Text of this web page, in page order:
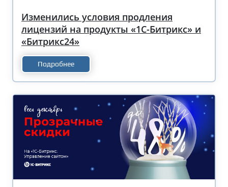
Изменились условия продления
лицензий на продукты «1С-Битрикс» и
«Битрикс24»
Подробнее